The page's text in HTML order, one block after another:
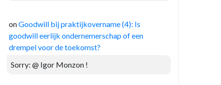
onGoodwill bij praktijkovername (4): Is
goodwill eerlijk ondernemerschap of een
drempel voor de toekomst?
Sorry: @ Igor Monzon !